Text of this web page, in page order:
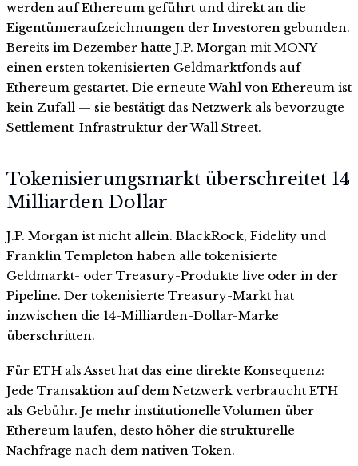
werden auf Ethereum geführt und direkt an die
Eigentümeraufzeichnungen der Investoren gebunden.
Bereits im Dezember hatte J.P. Morgan mit MONY
einen ersten tokenisierten Geldmarktfonds auf
Ethereum gestartet. Die erneute Wahl von Ethereum ist
kein Zufall — sie bestätigt das Netzwerk als bevorzugte
Settlement-Infrastruktur der Wall Street.
Tokenisierungsmarkt überschreitet 14
Milliarden Dollar
J.P. Morgan ist nicht allein. BlackRock, Fidelity und
Franklin Templeton haben alle tokenisierte
Geldmarkt- oder Treasury-Produkte live oder in der
Pipeline. Der tokenisierte Treasury-Markt hat
inzwischen die 14-Milliarden-Dollar-Marke
überschritten.
Für ETH als Asset hat das eine direkte Konsequenz:
Jede Transaktion auf dem Netzwerk verbraucht ETH
als Gebühr. Je mehr institutionelle Volumen über
Ethereum laufen, desto höher die strukturelle
Nachfrage nach dem nativen Token.